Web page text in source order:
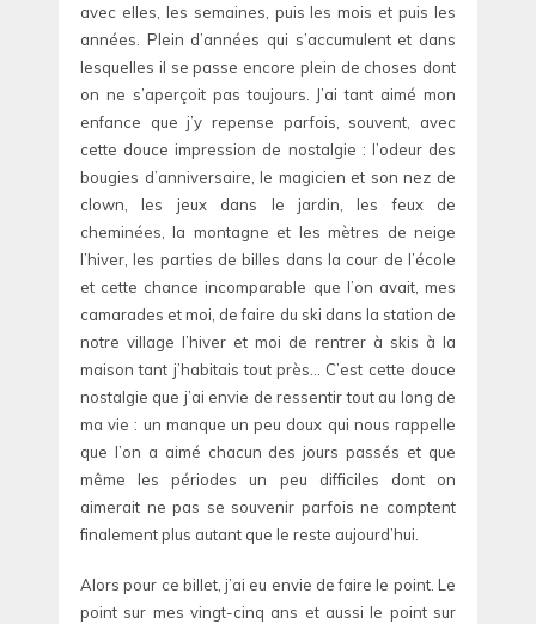
avec elles, les semaines, puis les mois et puis les
années. Plein d’années qui s’accumulent et dans
lesquelles il se passe encore plein de choses dont
on ne s’aperçoit pas toujours. J’ai tant aimé mon
enfance que j’y repense parfois, souvent, avec
cette douce impression de nostalgie : l’odeur des
bougies d’anniversaire, le magicien et son nez de
clown, les jeux dans le jardin, les feux de
cheminées, la montagne et les mètres de neige
l’hiver, les parties de billes dans la cour de l’école
et cette chance incomparable que l’on avait, mes
camarades et moi, de faire du ski dans la station de
notre village l’hiver et moi de rentrer à skis à la
maison tant j’habitais tout près… C’est cette douce
nostalgie que j’ai envie de ressentir tout au long de
ma vie : un manque un peu doux qui nous rappelle
que l’on a aimé chacun des jours passés et que
même les périodes un peu difficiles dont on
aimerait ne pas se souvenir parfois ne comptent
finalement plus autant que le reste aujourd’hui.
Alors pour ce billet, j’ai eu envie de faire le point. Le
point sur mes vingt-cinq ans et aussi le point sur